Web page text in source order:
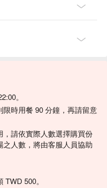
。
時用餐 90 分鐘，再請留意
請依實際人數選擇購買份
人數，將由客服人員協助
500。